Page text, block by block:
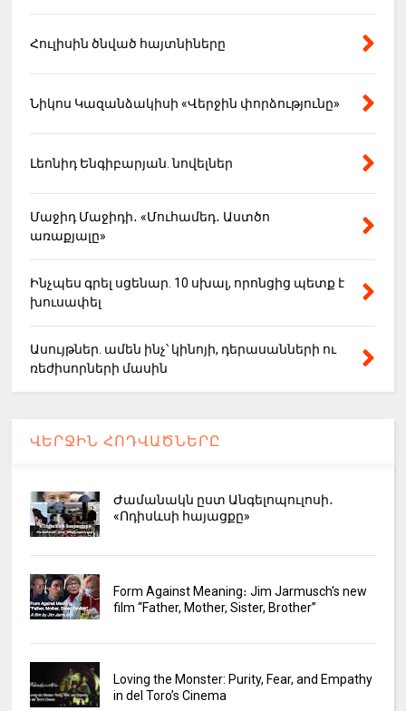
Հուլիսին ծնված հայտնիները
Նիկոս Կազանձակիսի «Վերջին փորձությունը»
Լեոնիդ Ենգիբարյան. նովելներ
Մաջիդ Մաջիդի․ «Մուհամեդ․ Աստծո
առաքյալը»
Ինչպես գրել սցենար. 10 սխալ, որոնցից պետք է
խուսափել
Ասույթներ. ամեն ինչ՝ կինոյի, դերասանների ու
ռեժիսորների մասին
ՎԵՐՋԻՆ ՀՈԴՎԱԾՆԵՐԸ
Ժամանակն ըստ Անգելոպուլոսի․
«Ոդիսևսի հայացքը»
Form Against Meaning։ Jim Jarmusch's new
film “Father, Mother, Sister, Brother”
Loving the Monster: Purity, Fear, and Empathy
in del Toro’s Cinema